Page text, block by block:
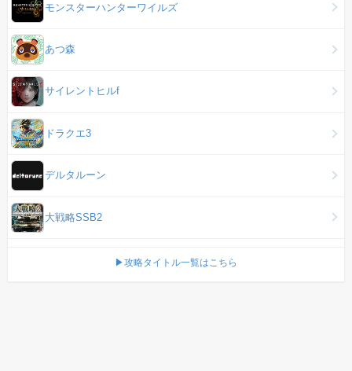
モンスターハンターワイルズ
あつ森
サイレントヒルf
ドラクエ3
デルタルーン
大戦略SSB2
▶攻略タイトル一覧はこちら